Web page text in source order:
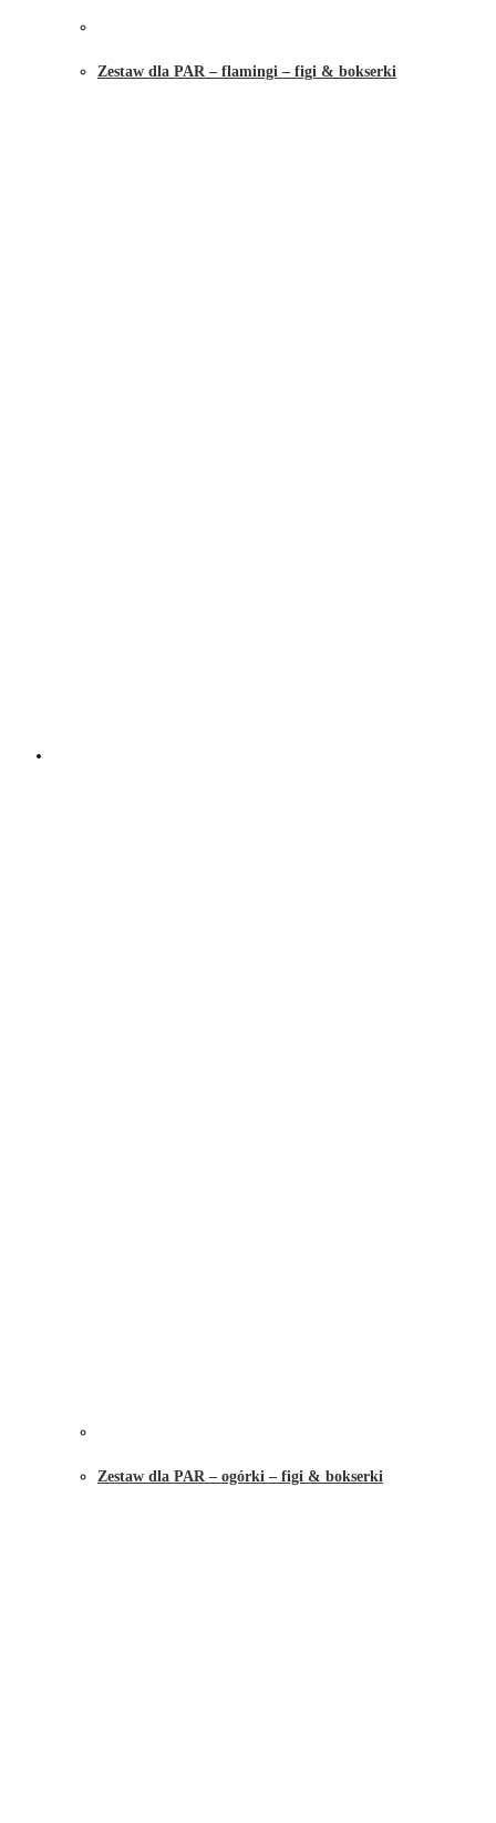
Zestaw dla PAR – flamingi – figi & bokserki
Zestaw dla PAR – ogórki – figi & bokserki